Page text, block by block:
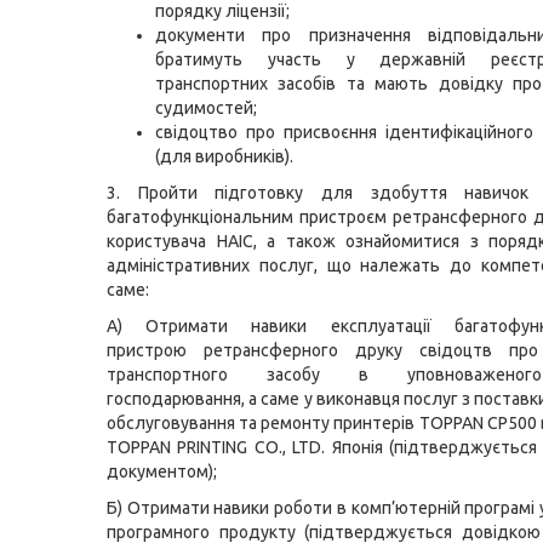
порядку ліцензії;
документи про призначення
братимуть участь у державній
транспортних засобів та мають довідку про
судимостей;
свідоцтво про присвоєння
(для виробників).
3. Пройти підготовку для здобуття навичок
багатофункціональним пристроєм ретрансферного
користувача НАІС, а також ознайомитися з
адміністративних послуг, що належать до
саме:
А) Отримати навики експлуатації
пристрою ретрансферного друку свідоцтв про
транспортного засобу в
господарювання, а саме у виконавця послуг з
обслуговування та ремонту принтерів TOPPAN
TOPPAN PRINTING CO., LTD. Японія
документом);
Б) Отримати навики роботи в комп’ютерній програмі
програмного продукту (підтверджується